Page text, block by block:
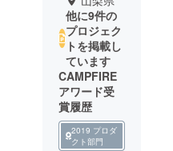
他に9件の
プロジェク
トを掲載し
ています
CAMPFIRE
アワード受
賞履歴
2019 プロダ
クト部門